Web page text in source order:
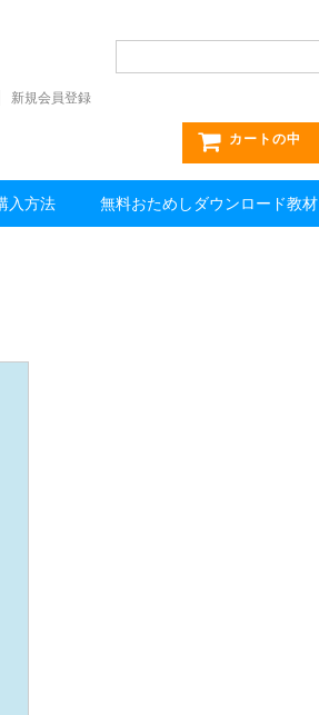
新規会員登録
カートの中
入方法 無料おためしダウンロード教材